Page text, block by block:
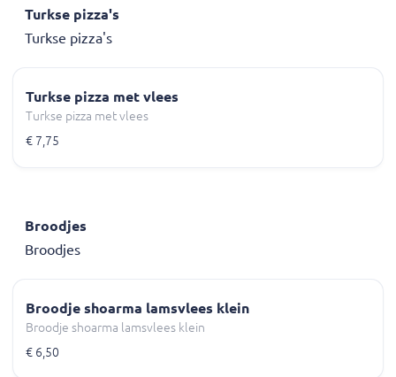
Turkse pizza's
Turkse pizza's
Turkse pizza met vlees
Turkse pizza met vlees
€ 7,75
Broodjes
Broodjes
Broodje shoarma lamsvlees klein
Broodje shoarma lamsvlees klein
€ 6,50